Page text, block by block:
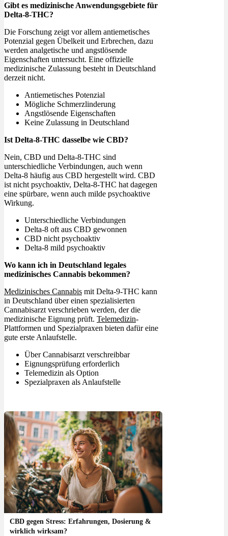
Gibt es medizinische Anwendungsgebiete für
Delta-8-THC?
Die Forschung zeigt vor allem antiemetisches
Potenzial gegen Übelkeit und Erbrechen, dazu
werden analgetische und angstlösende
Eigenschaften untersucht. Eine offizielle
medizinische Zulassung besteht in Deutschland
derzeit nicht.
Antiemetisches Potenzial
Mögliche Schmerzlinderung
Angstlösende Eigenschaften
Keine Zulassung in Deutschland
Ist Delta-8-THC dasselbe wie CBD?
Nein, CBD und Delta-8-THC sind
unterschiedliche Verbindungen, auch wenn
Delta-8 häufig aus CBD hergestellt wird. CBD
ist nicht psychoaktiv, Delta-8-THC hat dagegen
eine spürbare, wenn auch milde psychoaktive
Wirkung.
Unterschiedliche Verbindungen
Delta-8 oft aus CBD gewonnen
CBD nicht psychoaktiv
Delta-8 mild psychoaktiv
Wo kann ich in Deutschland legales
medizinisches Cannabis bekommen?
Medizinisches Cannabis mit Delta-9-THC kann
in Deutschland über einen spezialisierten
Cannabisarzt verschrieben werden, der die
medizinische Eignung prüft. Telemedizin-
Plattformen und Spezialpraxen bieten dafür eine
gute erste Anlaufstelle.
Über Cannabisarzt verschreibbar
Eignungsprüfung erforderlich
Telemedizin als Option
Spezialpraxen als Anlaufstelle
CBD gegen Stress: Erfahrungen, Dosierung &
wirklich wirksam?